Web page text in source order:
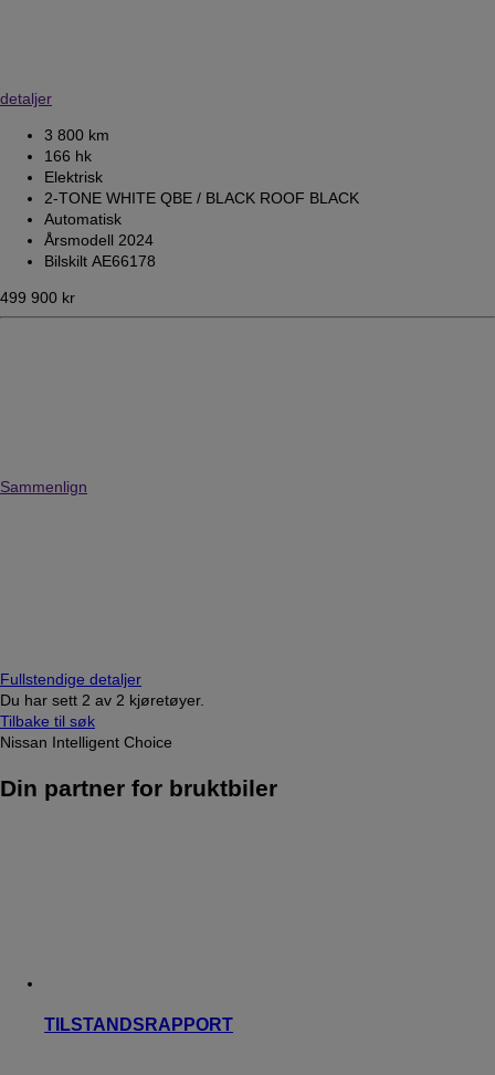
detaljer
3 800 km
166 hk
Elektrisk
2-TONE WHITE QBE / BLACK ROOF BLACK
Automatisk
Årsmodell 2024
Bilskilt AE66178
499 900 kr
Sammenlign
Fullstendige detaljer
Du har sett 2 av 2 kjøretøyer.
Tilbake til søk
Nissan Intelligent Choice
Din partner for bruktbiler
TILSTANDSRAPPORT